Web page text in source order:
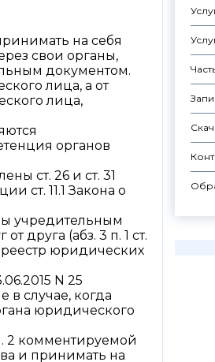
на себя
свои органы,
документом.
лица, а от
лица,
органов
ст. 26 и ст. 31
ст. 11.1 Закона о
учредительным
друга (абз. 3 п. 1 ст.
юридических
N 25
в случае, когда
юридического
2 комментируемой
и принимать на